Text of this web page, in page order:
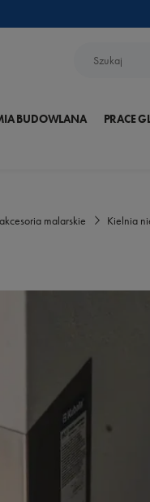
BUDOWLANA PRACE
malarskie Kielnia